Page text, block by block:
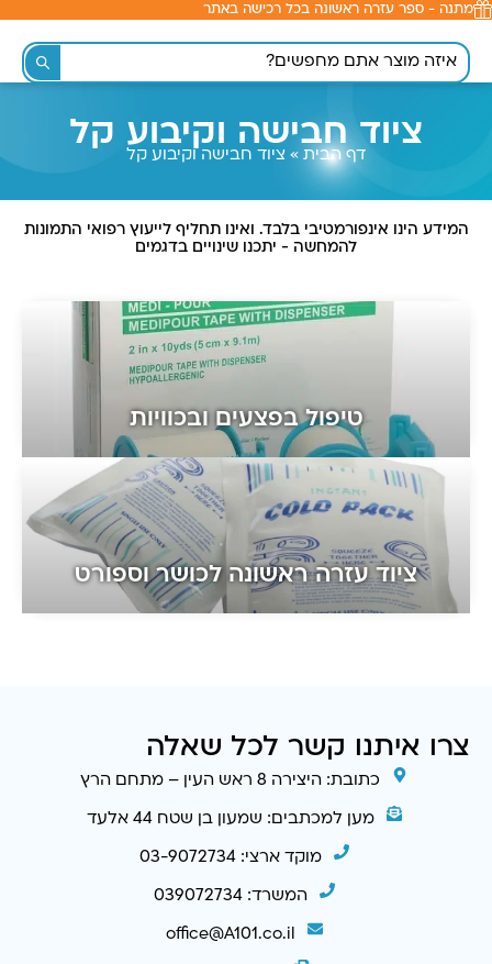
לתוכן
מתנה - ספר עזרה ראשונה בכל רכישה באתר
ציוד חבישה וקיבוע קל
דף הבית » ציוד חבישה וקיבוע קל
המידע הינו אינפורמטיבי בלבד. ואינו תחליף לייעוץ רפואי התמונות
להמחשה - יתכנו שינויים בדגמים
טיפול בפצעים ובכוויות
ציוד עזרה ראשונה לכושר וספורט
צרו איתנו קשר לכל שאלה
כתובת: היצירה 8 ראש העין – מתחם הרץ
מען למכתבים: שמעון בן שטח 44 אלעד
מוקד ארצי: 03-9072734
המשרד: 039072734
office@A101.co.il